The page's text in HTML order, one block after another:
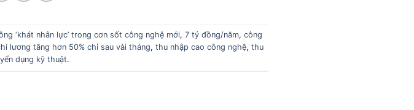
‘khát nhân lực’ trong cơn sốt công nghệ mới, 7 tỷ đồng/năm, công
lương tăng hơn 50% chỉ sau vài tháng, thu nhập cao công nghệ, thu
dụng kỹ thuật.